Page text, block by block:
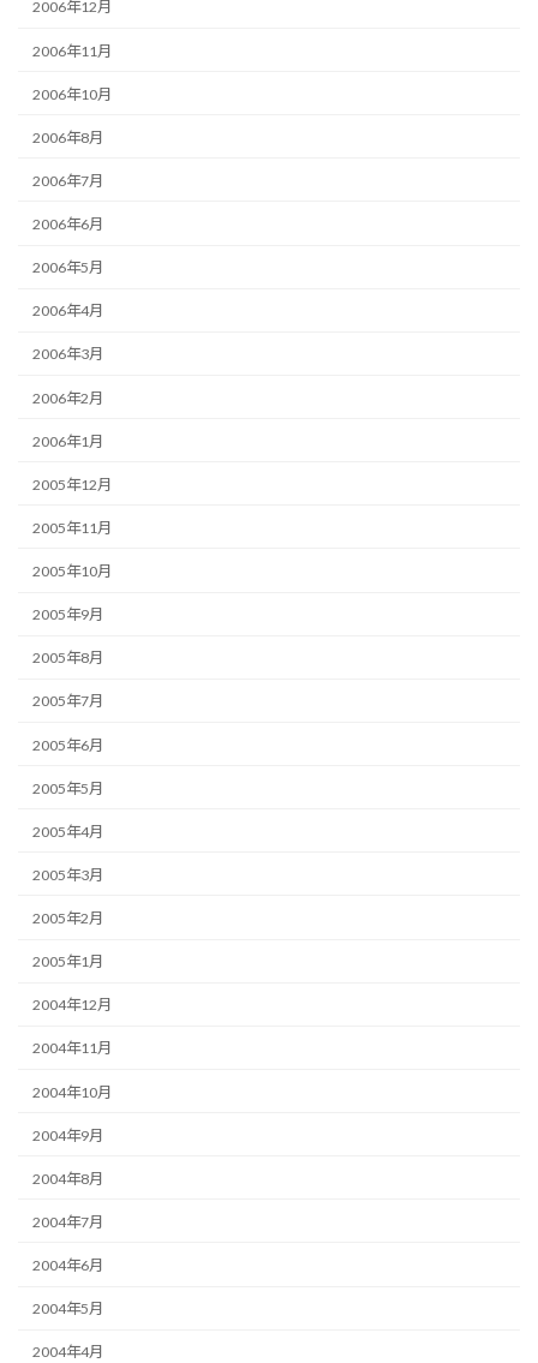
2006年12月
2006年11月
2006年10月
2006年8月
2006年7月
2006年6月
2006年5月
2006年4月
2006年3月
2006年2月
2006年1月
2005年12月
2005年11月
2005年10月
2005年9月
2005年8月
2005年7月
2005年6月
2005年5月
2005年4月
2005年3月
2005年2月
2005年1月
2004年12月
2004年11月
2004年10月
2004年9月
2004年8月
2004年7月
2004年6月
2004年5月
2004年4月